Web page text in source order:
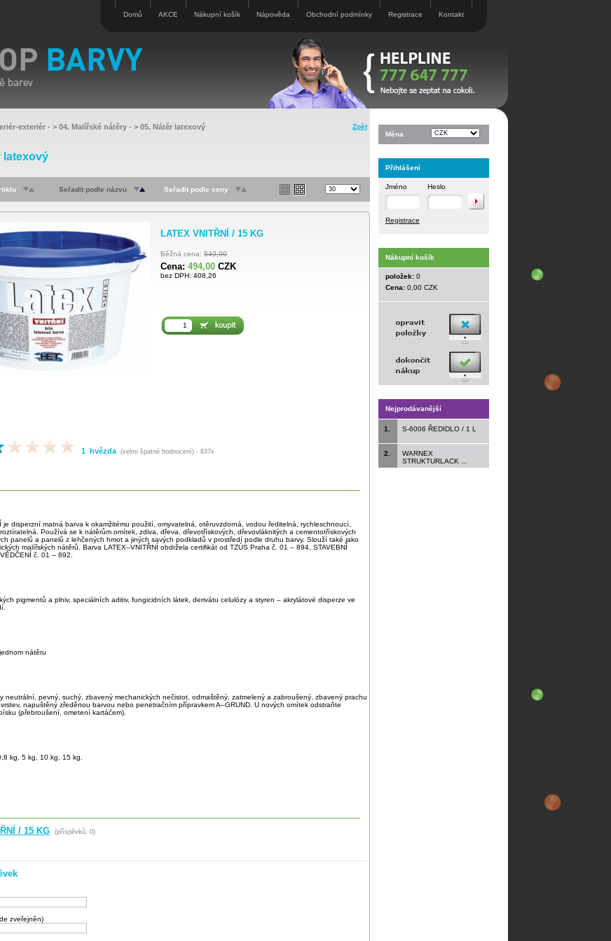
Domů AKCE Nákupní košík Nápověda Obchodní podmínky Registrace Kontakt
exteriér - > 04. Malířské nátěry - > 05. Nátěr latexový Zpět
latexový
Seřadit podle názvu Seřadit podle ceny
LATEX VNITŘNÍ / 15 KG
Běžná cena: 549,00
Cena: 494,00 CZK
bez DPH: 408,26
1 hvězda (velmi špatné hodnocení) - 837x
je disperzní matná barva k okamžitému použití, omyvatelná, otěruvzdorná, vodou ředitelná, rychleschnoucí,
Používá se k nátěrům omítek, zdiva, dřeva, dřevotřískových, dřevovláknitých a cementotřískových
panelů a panelů z lehčených hmot a jiných savých podkladů v prostředí podle druhu barvy. Slouží také jako
malířských nátěrů. Barva LATEX–VNITŘNÍ obdržela certifikát od TZÚS Praha č. 01 – 894, STAVEBNÍ
č. 01 – 892.
pigmentů a plniv, speciálních aditiv, fungicidních látek, derivátu celulózy a styren – akrylátové disperze ve
nátěru
neutrální, pevný, suchý, zbavený mechanických nečistot, odmaštěný, zatmelený a zabroušený, zbavený prachu
napuštěný zředěnou barvou nebo penetračním přípravkem A–GRUND. U nových omítek odstraňte
(přebroušení, ometení kartáčem).
kg, 5 kg, 10 kg, 15 kg.
/ 15 KG (příspěvků: 0)
zveřejněn)
Měna
Přihlášení
Jméno Heslo
Registrace
Nákupní košík
položek: 0
Cena: 0,00 CZK
Nejprodávanější
1. S-6006 ŘEDIDLO / 1 L
2.
WARNEX
STRUKTURLACK ...